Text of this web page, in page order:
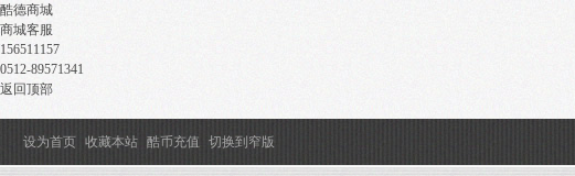
酷德商城
商城客服
156511157
0512-89571341
返回顶部
设为首页 收藏本站 酷币充值 切换到窄版